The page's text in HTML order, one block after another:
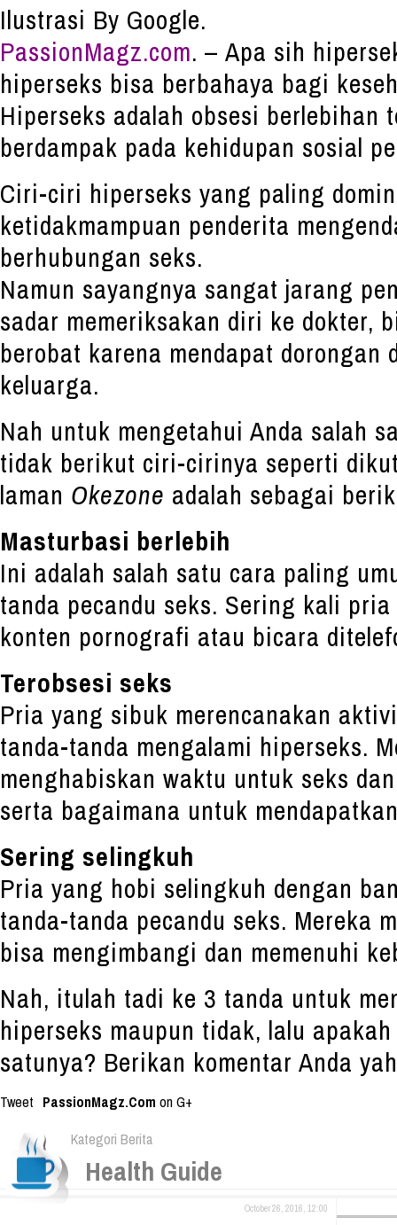
Ilustrasi By Google.
PassionMagz.com. – Apa sih
hiperseks bisa berbahaya bagi
Hiperseks adalah obsesi berlebihan
berdampak pada kehidupan sosial
Ciri-ciri hiperseks yang paling
ketidakmampuan penderita
berhubungan seks.
Namun sayangnya sangat jarang
sadar memeriksakan diri ke dokter,
berobat karena mendapat dorongan
keluarga.
Nah untuk mengetahui Anda salah
tidak berikut ciri-cirinya seperti
laman Okezone adalah sebagai
Masturbasi berlebih
Ini adalah salah satu cara paling
tanda pecandu seks. Sering kali
konten pornografi atau bicara
Terobsesi seks
Pria yang sibuk merencanakan
tanda-tanda mengalami hiperseks.
menghabiskan waktu untuk seks
serta bagaimana untuk
Sering selingkuh
Pria yang hobi selingkuh dengan
tanda-tanda pecandu seks. Mereka
bisa mengimbangi dan memenuhi
Nah, itulah tadi ke 3 tanda untuk
hiperseks maupun tidak, lalu
satunya? Berikan komentar Anda
Tweet PassionMagz.Com on G+
Kategori Berita
Health Guide
October 26, 2016, 12:00